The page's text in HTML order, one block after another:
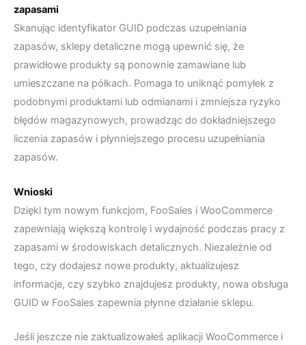
zapasami
Skanując identyfikator GUID podczas uzupełniania
zapasów, sklepy detaliczne mogą upewnić się, że
prawidłowe produkty są ponownie zamawiane lub
umieszczane na półkach. Pomaga to uniknąć pomyłek z
podobnymi produktami lub odmianami i zmniejsza ryzyko
błędów magazynowych, prowadząc do dokładniejszego
liczenia zapasów i płynniejszego procesu uzupełniania
zapasów.
Wnioski
Dzięki tym nowym funkcjom, FooSales i WooCommerce
zapewniają większą kontrolę i wydajność podczas pracy z
zapasami w środowiskach detalicznych. Niezależnie od
tego, czy dodajesz nowe produkty, aktualizujesz
informacje, czy szybko znajdujesz produkty, nowa obsługa
GUID w FooSales zapewnia płynne działanie sklepu.
Jeśli jeszcze nie zaktualizowałeś aplikacji WooCommerce i